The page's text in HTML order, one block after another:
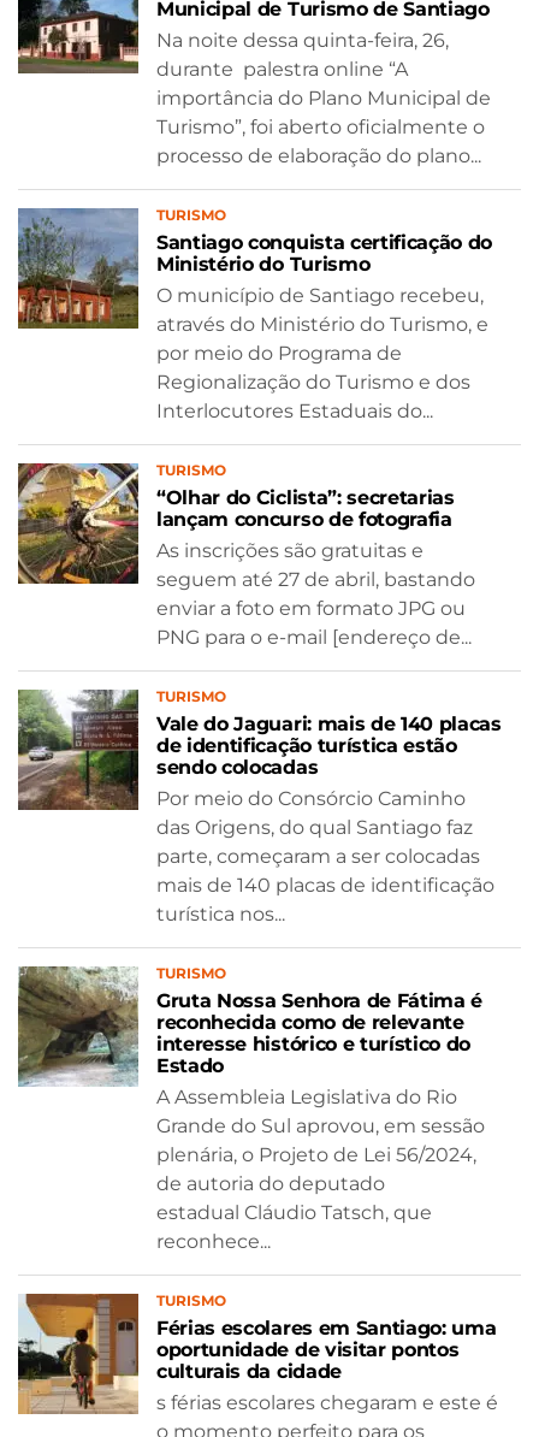
Municipal de Turismo de Santiago
Na noite dessa quinta-feira, 26,
durante palestra online “A
importância do Plano Municipal de
Turismo”, foi aberto oficialmente o
processo de elaboração do plano...
TURISMO
Santiago conquista certificação do
Ministério do Turismo
O município de Santiago recebeu,
através do Ministério do Turismo, e
por meio do Programa de
Regionalização do Turismo e dos
Interlocutores Estaduais do...
TURISMO
“Olhar do Ciclista”: secretarias
lançam concurso de fotografia
As inscrições são gratuitas e
seguem até 27 de abril, bastando
enviar a foto em formato JPG ou
PNG para o e-mail [endereço de...
TURISMO
Vale do Jaguari: mais de 140 placas
de identificação turística estão
sendo colocadas
Por meio do Consórcio Caminho
das Origens, do qual Santiago faz
parte, começaram a ser colocadas
mais de 140 placas de identificação
turística nos...
TURISMO
Gruta Nossa Senhora de Fátima é
reconhecida como de relevante
interesse histórico e turístico do
Estado
A Assembleia Legislativa do Rio
Grande do Sul aprovou, em sessão
plenária, o Projeto de Lei 56/2024,
de autoria do deputado
estadual Cláudio Tatsch, que
reconhece...
TURISMO
Férias escolares em Santiago: uma
oportunidade de visitar pontos
culturais da cidade
s férias escolares chegaram e este é
o momento perfeito para os